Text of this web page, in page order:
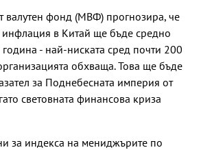
валутен фонд (МВФ) прогнозира, че
инфлация в Китай ще бъде средно
година - най-ниската сред почти 200
обхваща. Това ще бъде
за Поднебесната империя от
световната финансова криза
за индекса на мениджърите по